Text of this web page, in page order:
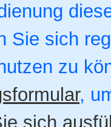
Sie sich
zu
,
sich